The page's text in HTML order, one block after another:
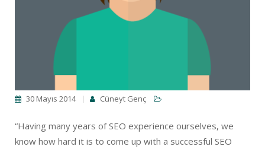
30 Mayıs 2014 Cüneyt Genç
“Having many years of SEO experience ourselves, we
know how hard it is to come up with a successful SEO